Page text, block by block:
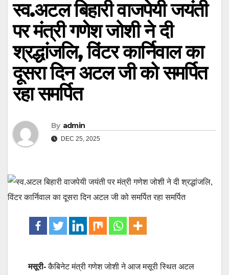
स्व.अटल बिहारी वाजपेयी जयंती
पर मंत्री गणेश जोशी ने दी
श्रद्धांजलि, विंटर कार्निवाल का
दूसरा दिन अटल जी को समर्पित
रहा समर्पित
By admin
DEC 25, 2025
मसूरी-कैबिनेट मंत्री गणेश जोशी ने आज मसूरी स्थित अटल